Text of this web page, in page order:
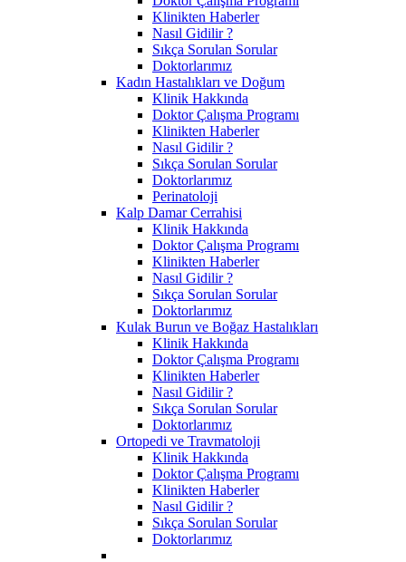
Klinikten Haberler
Nasıl Gidilir ?
Sıkça Sorulan Sorular
Doktorlarımız
Kadın Hastalıkları ve Doğum
Klinik Hakkında
Doktor Çalışma Programı
Klinikten Haberler
Nasıl Gidilir ?
Sıkça Sorulan Sorular
Doktorlarımız
Perinatoloji
Kalp Damar Cerrahisi
Klinik Hakkında
Doktor Çalışma Programı
Klinikten Haberler
Nasıl Gidilir ?
Sıkça Sorulan Sorular
Doktorlarımız
Kulak Burun ve Boğaz Hastalıkları
Klinik Hakkında
Doktor Çalışma Programı
Klinikten Haberler
Nasıl Gidilir ?
Sıkça Sorulan Sorular
Doktorlarımız
Ortopedi ve Travmatoloji
Klinik Hakkında
Doktor Çalışma Programı
Klinikten Haberler
Nasıl Gidilir ?
Sıkça Sorulan Sorular
Doktorlarımız